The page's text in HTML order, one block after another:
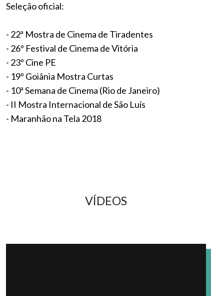
Seleção oficial:
- 22ª Mostra de Cinema de Tiradentes
- 26º Festival de Cinema de Vitória
- 23º Cine PE
- 19º Goiânia Mostra Curtas
- 10ª Semana de Cinema (Rio de Janeiro)
- II Mostra Internacional de São Luís
- Maranhão na Tela 2018
VÍDEOS